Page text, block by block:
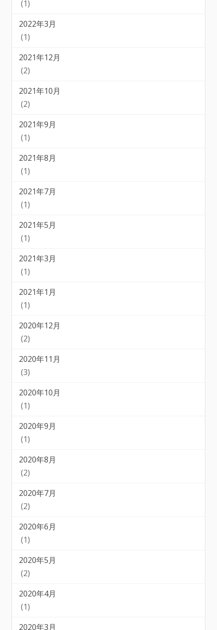
(1)
2022年3月
(1)
2021年12月
(2)
2021年10月
(2)
2021年9月
(1)
2021年8月
(1)
2021年7月
(1)
2021年5月
(1)
2021年3月
(1)
2021年1月
(1)
2020年12月
(2)
2020年11月
(3)
2020年10月
(1)
2020年9月
(1)
2020年8月
(2)
2020年7月
(2)
2020年6月
(1)
2020年5月
(2)
2020年4月
(1)
2020年3月